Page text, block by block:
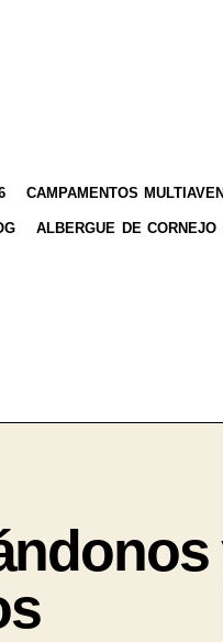
CAMPAMENTOS
ALBERGUE DE CORNEJO